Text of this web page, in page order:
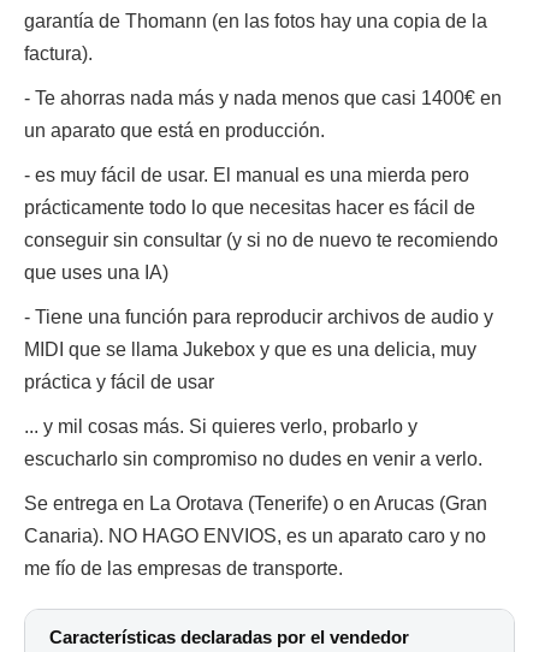
garantía de Thomann (en las fotos hay una copia de la
factura).
- Te ahorras nada más y nada menos que casi 1400€ en
un aparato que está en producción.
- es muy fácil de usar. El manual es una mierda pero
prácticamente todo lo que necesitas hacer es fácil de
conseguir sin consultar (y si no de nuevo te recomiendo
que uses una IA)
- Tiene una función para reproducir archivos de audio y
MIDI que se llama Jukebox y que es una delicia, muy
práctica y fácil de usar
... y mil cosas más. Si quieres verlo, probarlo y
escucharlo sin compromiso no dudes en venir a verlo.
Se entrega en La Orotava (Tenerife) o en Arucas (Gran
Canaria). NO HAGO ENVIOS, es un aparato caro y no
me fío de las empresas de transporte.
Características declaradas por el vendedor